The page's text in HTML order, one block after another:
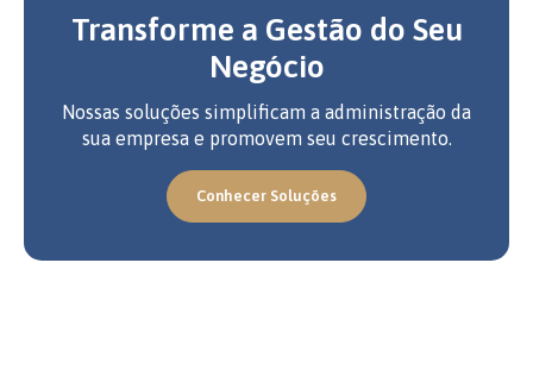
Transforme a Gestão do Seu
Negócio
Nossas soluções simplificam a administração da
sua empresa e promovem seu crescimento.
Conhecer Soluções